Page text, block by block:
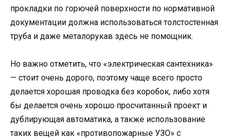
прокладки по горючей поверхности по нормативной
документации должна использоваться толстостенная
труба и даже металорукав здесь не помощник.
Но важно отметить, что «электрическая сантехника»
— стоит очень дорого, поэтому чаще всего просто
делается хорошая проводка без коробок, либо хотя
бы делается очень хорошо просчитанный проект и
дублирующая автоматика, а также использование
таких вещей как «противопожарные УЗО» с